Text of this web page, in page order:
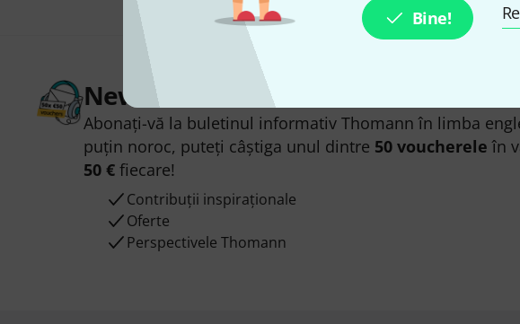
Bine!
Newsletter Thomann
Abonați-vă la buletinul informativ Thomann în limba
puțin noroc, puteți câștiga unul dintre 50 voucherele în
50 €fiecare!
Contribuții inspiraționale
Oferte
Perspectivele Thomann